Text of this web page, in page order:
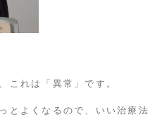
これは「異常」です。
とよくなるので、いい治療法